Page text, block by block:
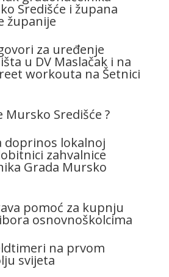
Središće i župana
županije
za uređenje
u DV Maslačak i na
workouta na Šetnici
Mursko Središće ?
doprinos lokalnoj
zahvalnice
Grada Mursko
pomoć za kupnju
osnovnoškolcima
na prvom
svijeta